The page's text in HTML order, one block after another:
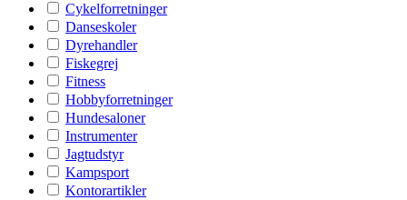
Cykelforretninger
Danseskoler
Dyrehandler
Fiskegrej
Fitness
Hobbyforretninger
Hundesaloner
Instrumenter
Jagtudstyr
Kampsport
Kontorartikler